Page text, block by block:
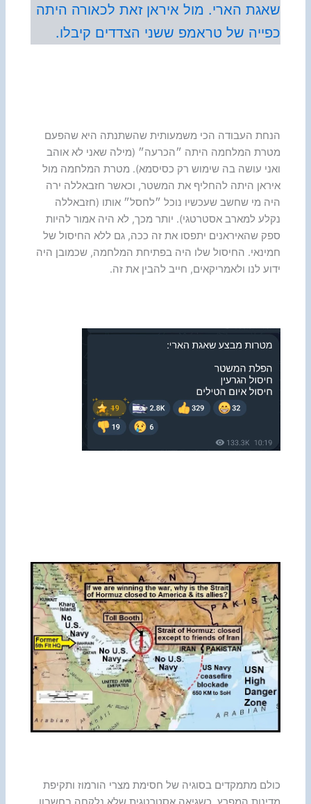
שאגת הארי. מול איראן זאת לכאורה היתה
כפייה של טראמפ ששני הצדדים קיבלו.
הנחת העבודה הכי משמעותית שהשתנתה היא שהפעם
מטרת המלחמה היתה ״הכרעה״ (מילה שאני לא אוהב
ואני עושה בה שימוש רק כסיסמא). מטרת המלחמה מול
איראן היתה להחליף את המשטר, וכאשר חזבאללה ירה
היה מי שחשב שעכשיו נוכל ״לחסל״ אותו (חזבאללה
נקלע למארב אסטרטגי). יותר מכך, לא היה אמור להיות
ספק שהאיראנים יתפסו את זה ככה, גם ללא החיסול של
חמינאי. החיסול שלו היה בפתיחת המלחמה, שכמובן היה
ידוע לנו ולאמריקאים, חייב להבין את זה.
כולם מתמקדים בסוגיה של חסימת מצרי הורמוז ותקיפת